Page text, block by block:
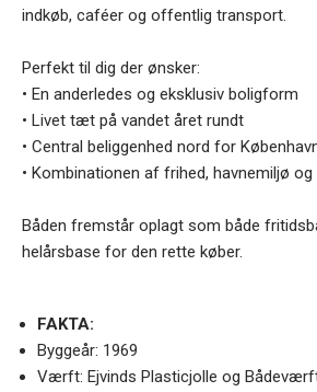
indkøb, caféer og offentlig transport.
Perfekt til dig der ønsker:
• En anderledes og eksklusiv boligform
• Livet tæt på vandet året rundt
• Central beliggenhed nord for
• Kombinationen af frihed, havnemiljø og
Båden fremstår oplagt som både
helårsbase for den rette køber.
FAKTA:
Byggeår: 1969
Værft: Ejvinds Plasticjolle og